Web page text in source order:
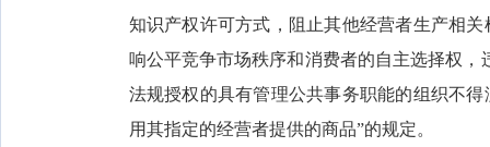
知识产权许可方式，阻止其他经营者生产相
响公平竞争市场秩序和消费者的自主选择权
法规授权的具有管理公共事务职能的组织不
用其指定的经营者提供的商品”的规定。